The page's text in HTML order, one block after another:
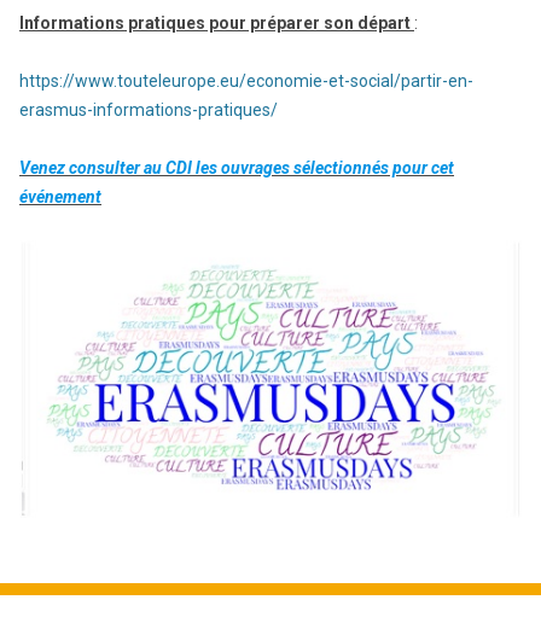
Informations pratiques pour préparer son départ :
https://www.touteleurope.eu/economie-et-social/partir-en-
erasmus-informations-pratiques/
Venez consulter au CDI les ouvrages sélectionnés pour cet
événement